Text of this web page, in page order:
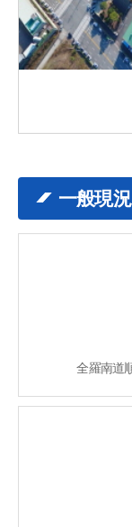
一般現況
全羅南道